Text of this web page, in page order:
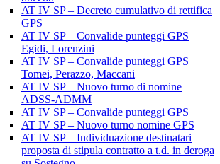
AT IV SP – Decreto cumulativo di rettifica
GPS
AT IV SP – Convalide punteggi GPS
Egidi, Lorenzini
AT IV SP – Convalide punteggi GPS
Tomei, Perazzo, Maccani
AT IV SP – Nuovo turno di nomine
ADSS-ADMM
AT IV SP – Convalide punteggi GPS
AT IV SP – Nuovo turno nomine GPS
AT IV SP – Individuazione destinatari
proposta di stipula contratto a t.d. in deroga